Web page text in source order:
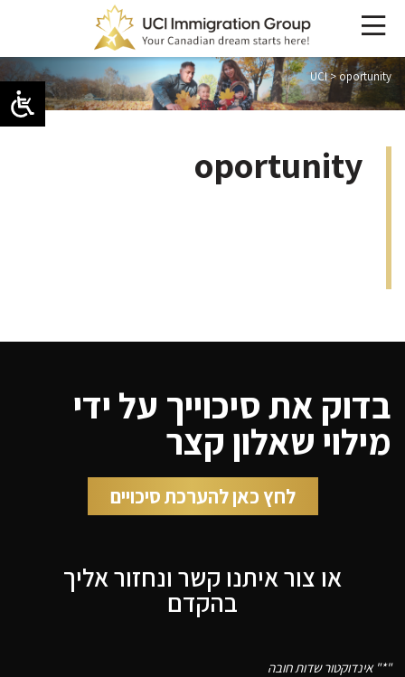
UCI>oportunity
oportunity
בדוק את סיכוייך על ידי
מילוי שאלון קצר
לחץ כאן להערכת סיכויים
או צור איתנו קשר ונחזור אליך
בהקדם
"
*" אינדוקטור שדות חובה